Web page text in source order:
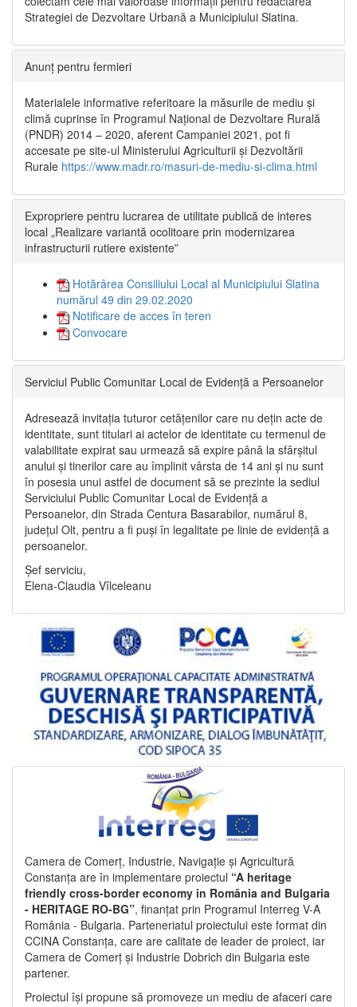
Strategiei de Dezvoltare Urbană a Municipiului Slatina.
Anunț pentru fermieri
Materialele informative referitoare la măsurile de mediu și
climă cuprinse în Programul Național de Dezvoltare Rurală
(PNDR) 2014 – 2020, aferent Campaniei 2021, pot fi
accesate pe site-ul Ministerului Agriculturii și Dezvoltării
Rurale https://www.madr.ro/masuri-de-mediu-si-clima.html
Expropriere pentru lucrarea de utilitate publică de interes
local „Realizare variantă ocolitoare prin modernizarea
infrastructurii rutiere existente”
Hotărârea Consiliului Local al Municipiului Slatina
numărul 49 din 29.02.2020
Notificare de acces în teren
Convocare
Serviciul Public Comunitar Local de Evidență a Persoanelor
Adresează invitația tuturor cetățenilor care nu dețin acte de
identitate, sunt titulari ai actelor de identitate cu termenul de
valabilitate expirat sau urmează să expire până la sfârșitul
anului și tinerilor care au împlinit vârsta de 14 ani și nu sunt
în posesia unui astfel de document să se prezinte la sediul
Serviciului Public Comunitar Local de Evidență a
Persoanelor, din Strada Centura Basarabilor, numărul 8,
județul Olt, pentru a fi puși în legalitate pe linie de evidență a
persoanelor.
Șef serviciu,
Elena-Claudia Vîlceleanu
Camera de Comerț, Industrie, Navigație și Agricultură
Constanța are în implementare proiectul “A heritage
friendly cross-border economy in România and Bulgaria
- HERITAGE RO-BG”, finanțat prin Programul Interreg V-A
România - Bulgaria. Parteneriatul proiectului este format din
CCINA Constanța, care are calitate de leader de proiect, iar
Camera de Comerț și Industrie Dobrich din Bulgaria este
partener.
Proiectul își propune să promoveze un mediu de afaceri care